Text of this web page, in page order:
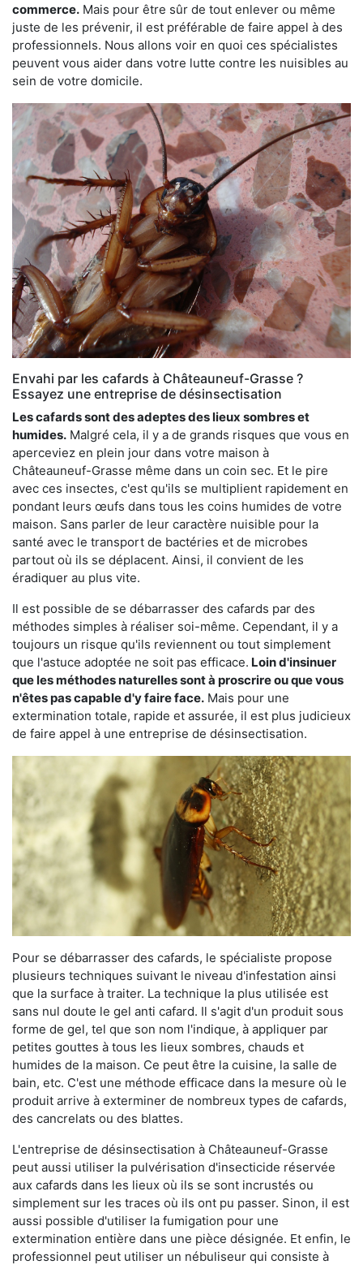
commerce. Mais pour être sûr de tout enlever ou même
juste de les prévenir, il est préférable de faire appel à des
professionnels. Nous allons voir en quoi ces spécialistes
peuvent vous aider dans votre lutte contre les nuisibles au
sein de votre domicile.
Envahi par les cafards à Châteauneuf-Grasse ?
Essayez une entreprise de désinsectisation
Les cafards sont des adeptes des lieux sombres et
humides. Malgré cela, il y a de grands risques que vous en
aperceviez en plein jour dans votre maison à
Châteauneuf-Grasse même dans un coin sec. Et le pire
avec ces insectes, c'est qu'ils se multiplient rapidement en
pondant leurs œufs dans tous les coins humides de votre
maison. Sans parler de leur caractère nuisible pour la
santé avec le transport de bactéries et de microbes
partout où ils se déplacent. Ainsi, il convient de les
éradiquer au plus vite.
Il est possible de se débarrasser des cafards par des
méthodes simples à réaliser soi-même. Cependant, il y a
toujours un risque qu'ils reviennent ou tout simplement
que l'astuce adoptée ne soit pas efficace. Loin d'insinuer
que les méthodes naturelles sont à proscrire ou que vous
n'êtes pas capable d'y faire face. Mais pour une
extermination totale, rapide et assurée, il est plus judicieux
de faire appel à une entreprise de désinsectisation.
Pour se débarrasser des cafards, le spécialiste propose
plusieurs techniques suivant le niveau d'infestation ainsi
que la surface à traiter. La technique la plus utilisée est
sans nul doute le gel anti cafard. Il s'agit d'un produit sous
forme de gel, tel que son nom l'indique, à appliquer par
petites gouttes à tous les lieux sombres, chauds et
humides de la maison. Ce peut être la cuisine, la salle de
bain, etc. C'est une méthode efficace dans la mesure où le
produit arrive à exterminer de nombreux types de cafards,
des cancrelats ou des blattes.
L'entreprise de désinsectisation à Châteauneuf-Grasse
peut aussi utiliser la pulvérisation d'insecticide réservée
aux cafards dans les lieux où ils se sont incrustés ou
simplement sur les traces où ils ont pu passer. Sinon, il est
aussi possible d'utiliser la fumigation pour une
extermination entière dans une pièce désignée. Et enfin, le
professionnel peut utiliser un nébuliseur qui consiste à